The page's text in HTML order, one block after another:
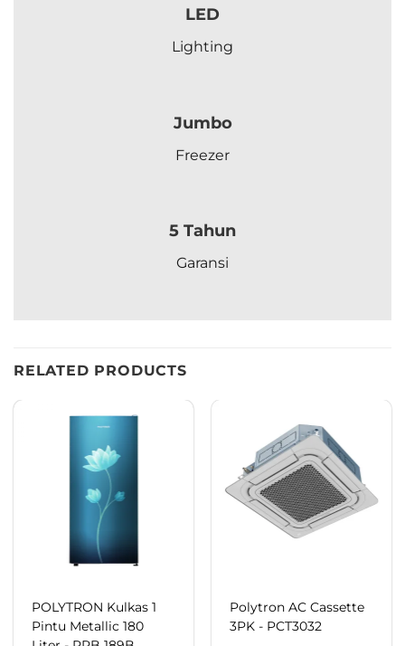
LED
Lighting
Jumbo
Freezer
5 Tahun
Garansi
RELATED PRODUCTS
POLYTRON Kulkas 1
Pintu Metallic 180
Polytron AC Cassette
3PK - PCT3032